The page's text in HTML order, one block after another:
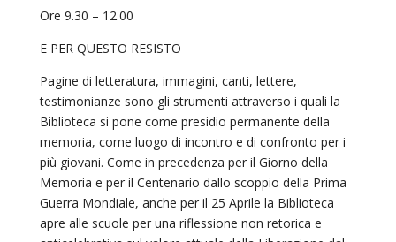
Ore 9.30 – 12.00
E PER QUESTO RESISTO
Pagine di letteratura, immagini, canti, lettere,
testimonianze sono gli strumenti attraverso i quali la
Biblioteca si pone come presidio permanente della
memoria, come luogo di incontro e di confronto per i
più giovani. Come in precedenza per il Giorno della
Memoria e per il Centenario dallo scoppio della Prima
Guerra Mondiale, anche per il 25 Aprile la Biblioteca
apre alle scuole per una riflessione non retorica e